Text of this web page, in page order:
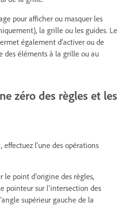
pour afficher ou masquer les
la grille ou les guides. Le
également d'activer ou de
des éléments à la grille ou au
zéro des règles et les
effectuez l'une des opérations
le point d’origine des règles,
pointeur sur l’intersection des
supérieur gauche de la